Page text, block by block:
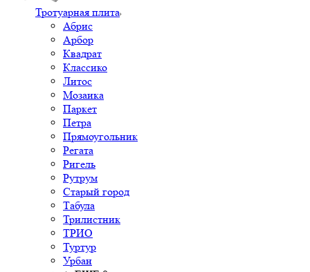
Тротуарная плита
Абрис
Арбор
Квадрат
Классико
Литос
Мозаика
Паркет
Петра
Прямоугольник
Регата
Ригель
Рутрум
Старый город
Табула
Трилистник
ТРИО
Туртур
Урбан